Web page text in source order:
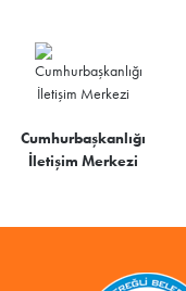
Cumhurbaşkanlığı
İletişim Merkezi